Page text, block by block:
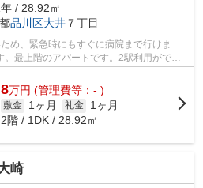
/ 28.92㎡
品川区大井 ７丁目
め、緊急時にもすぐに病院まで行けま
最上階のアパートです。2駅利用ができ
す。品川...
8万円 (管理費等：- )
敷金 1ヶ月 礼金
1ヶ月
2階 / 1DK / 28.92㎡
崎